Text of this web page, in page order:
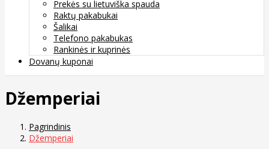
Prekės su lietuviška spauda
Raktų pakabukai
Šalikai
Telefono pakabukas
Rankinės ir kuprinės
Dovanų kuponai
Džemperiai
Pagrindinis
Džemperiai